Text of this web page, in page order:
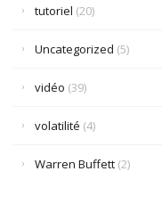
tutoriel (20)
Uncategorized (5)
vidéo (39)
volatilité (4)
Warren Buffett (2)